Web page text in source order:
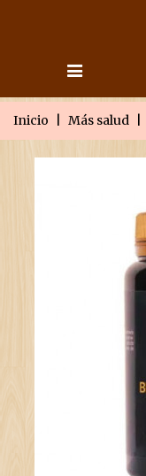
Inicio Más salud